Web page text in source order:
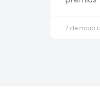
7 de maio